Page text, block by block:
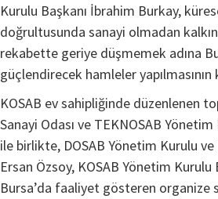
Kurulu Başkanı İbrahim Burkay,
doğrultusunda sanayi olmadan
rekabette geriye düşmemek adına
güçlendirecek hamleler
KOSAB ev sahipliğinde düzenlenen
Sanayi Odası ve TEKNOSAB
ile birlikte, DOSAB Yönetim Kurulu ve
Ersan Özsoy, KOSAB Yönetim Kurulu
Bursa’da faaliyet gösteren